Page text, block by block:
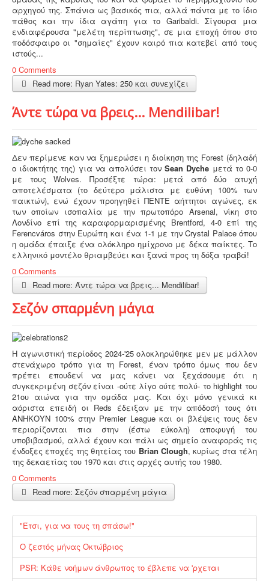
αρχηγού της. Σπάνια ως βασικός πια, αλλά πάντα με το ίδιο
πάθος και την ίδια αγάπη για το Garibaldi. Σίγουρα μια
ενδιαφέρουσα "μελέτη περίπτωσης", σε μια εποχή όπου στο
ποδόσφαιρο οι "σημαίες" έχουν καιρό πια κατεβεί από τους
ιστούς...
0 Comments
Read more: Ryan Yates: 250 και συνεχίζει
Άντε τώρα να βρεις... Mendilibar!
Δεν περίμενε καν να ξημερώσει η διοίκηση της Forest (δηλαδή
ο ιδιοκτήτης της) για να απολύσει τονSean Dyche μετά το 0-0
με τους Wolves. Προσέξτε τώρα: μετά από δύο ατυχή
αποτελέσματα (το δεύτερο μάλιστα με ευθύνη 100% των
παικτών), ενώ έχουν προηγηθεί ΠΕΝΤΕ αήττητοι αγώνες, εκ
των οποίων ισοπαλία με την πρωτοπόρο Arsenal, νίκη στο
Λονδίνο επί της καραφορμαρισμένης Brentford, 4-0 επί της
Ferencváros στην Ευρώπη και ένα 1-1 με την Crystal Palace όπου
η ομάδα έπαιξε ένα ολόκληρο ημίχρονο με δέκα παίκτες. Το
ελληνικό μοντέλο θριαμβεύει και ξανά προς τη δόξα τραβά!
0 Comments
Read more: Άντε τώρα να βρεις... Mendilibar!
Σεζόν σπαρμένη μάγια
H αγωνιστική περίοδος 2024-'25 ολοκληρώθηκε μεν με μάλλον
στενάχωρο τρόπο για τη Forest, έναν τρόπο όμως που δεν
πρέπει επουδενί να μας κάνει να ξεχάσουμε ότι η
συγκεκριμένη σεζόν είναι -ούτε λίγο ούτε πολύ- το highlight του
21ου αιώνα για την ομάδα μας. Και όχι μόνο γενικά κι
αόριστα επειδή οι Reds έδειξαν με την απόδοσή τους ότι
ΑΝΗΚΟΥΝ 100% στην Premier League και οι βλέψεις τους δεν
περιορίζονται πια στην (έστω εύκολη) αποφυγή του
υποβιβασμού, αλλά έχουν και πάλι ως σημείο αναφοράς τις
ένδοξες εποχές της θητείας του Brian Clough, κυρίως στα τέλη
της δεκαετίας του 1970 και στις αρχές αυτής του 1980.
0 Comments
Read more: Σεζόν σπαρμένη μάγια
"Έτσι, για να τους τη σπάσω!"
Ο ζεστός μήνας Οκτώβριος
PSR: Κάθε νοήμων άνθρωπος το έβλεπε να 'ρχεται